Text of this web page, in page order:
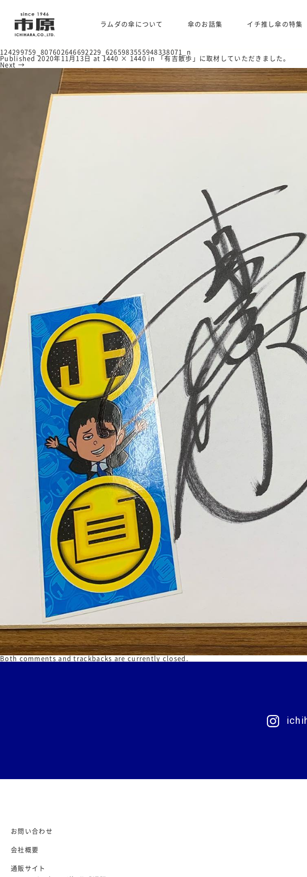
ラムダの傘について 傘のお話集 イチ推し傘の特集
124299759_807602646692229_6265983555948338071_n
Published 2020年11月13日 at 1440 × 1440 in
「有吉散歩」に取材していただきました。
Next →
Both comments and trackbacks are currently closed.
お問い合わせ
会社概要
通販サイト